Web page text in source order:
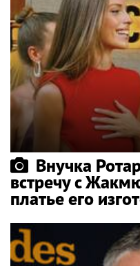
Внучка
встречу с
платье его